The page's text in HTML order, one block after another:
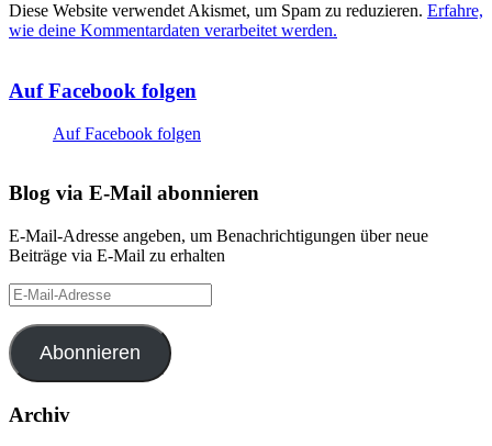
Diese Website verwendet Akismet, um Spam zu reduzieren. Erfahre,
wie deine Kommentardaten verarbeitet werden.
Auf Facebook folgen
Auf Facebook folgen
Blog via E-Mail abonnieren
E-Mail-Adresse angeben, um Benachrichtigungen über neue
Beiträge via E-Mail zu erhalten
E-
Mail-
Adresse
Abonnieren
Archiv